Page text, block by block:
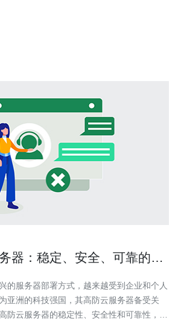
队，能够有效应对各种网络攻击。其高防护
器：稳定、安全、可靠的选
的服务器部署方式，越来越受到企业和个人
亚洲的科技强国，其高防云服务器备受关
防云服务器的稳定性、安全性和可靠性，为